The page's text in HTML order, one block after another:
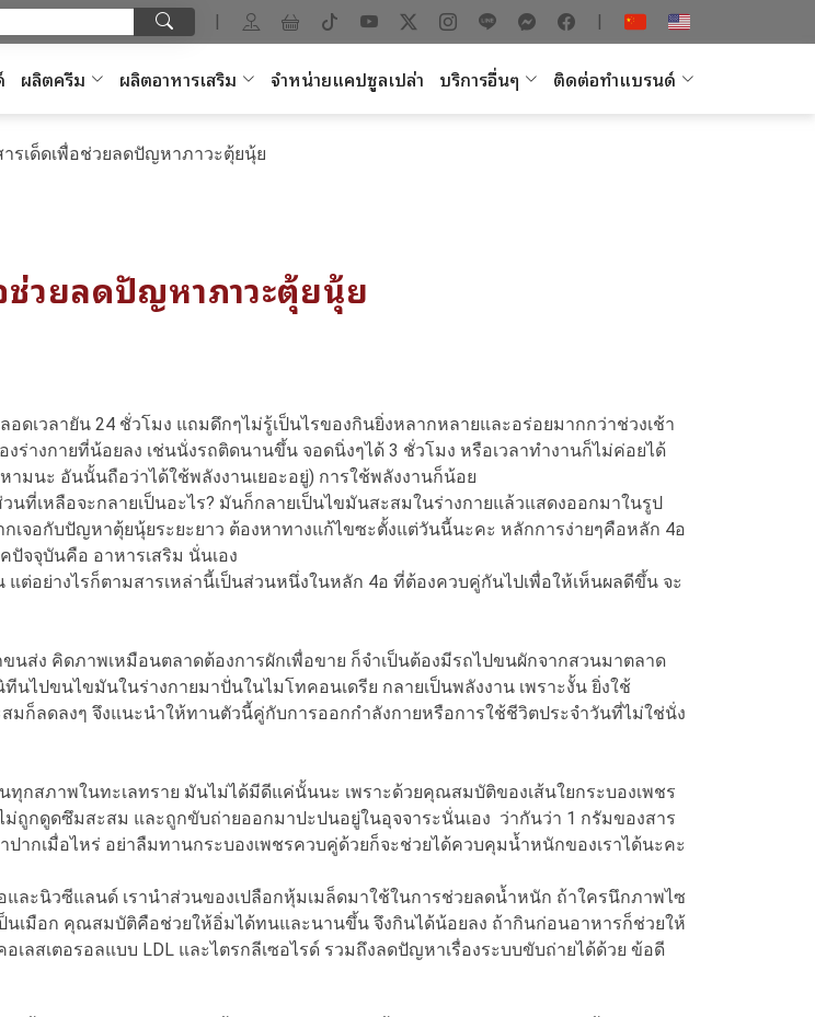
| |
ผลิตครีม ผลิตอาหารเสริม จำหน่ายแคปซูลเปล่า บริการอื่นๆ ติดต่อทำแบรนด์
ารเด็ดเพื่อช่วยลดปัญหาภาวะตุ้ยนุ้ย
ช่วยลดปัญหาภาวะตุ้ยนุ้ย
ลายัน 24 ชั่วโมง แถมดึกๆไม่รู้เป็นไรของกินยิ่งหลากหลายและอร่อยมากกว่าช่วงเช้า
งกายที่น้อยลง เช่นนั่งรถติดนานขึ้น จอดนิ่งๆได้ 3 ชั่วโมง หรือเวลาทำงานก็ไม่ค่อยได้
ามนะ อันนั้นถือว่าได้ใช้พลังงานเยอะอยู่) การใช้พลังงานก็น้อย
หลือจะกลายเป็นอะไร? มันก็กลายเป็นไขมันสะสมในร่างกายแล้วแสดงออกมาในรูป
เจอกับปัญหาตุ้ยนุ้ยระยะยาว ต้องหาทางแก้ไขซะตั้งแต่วันนี้นะคะ หลักการง่ายๆคือหลัก 4อ
จจุบันคือ อาหารเสริม นั่นเอง
ย่างไรก็ตามสารเหล่านี้เป็นส่วนหนึ่งในหลัก 4อ ที่ต้องควบคู่กันไปเพื่อให้เห็นผลดีขึ้น จะ
คิดภาพเหมือนตลาดต้องการผักเพื่อขาย ก็จำเป็นต้องมีรถไปขนผักจากสวนมาตลาด
ไปขนไขมันในร่างกายมาปั่นในไมโทคอนเดรีย กลายเป็นพลังงาน เพราะงั้น ยิ่งใช้
ก็ลดลงๆ จึงแนะนำให้ทานตัวนี้คู่กับการออกกำลังกายหรือการใช้ชีวิตประจำวันที่ไม่ใช่นั่ง
าพในทะเลทราย มันไม่ได้มีดีแค่นั้นนะ เพราะด้วยคุณสมบัติของเส้นใยกระบองเพชร
ม่ถูกดูดซึมสะสม และถูกขับถ่ายออกมาปะปนอยู่ในอุจจาระนั่นเอง ว่ากันว่า 1 กรัมของสาร
ากเมื่อไหร่ อย่าลืมทานกระบองเพชรควบคู่ด้วยก็จะช่วยได้ควบคุมน้ำหนักของเราได้นะคะ
นิวซีแลนด์ เรานำส่วนของเปลือกหุ้มเมล็ดมาใช้ในการช่วยลดน้ำหนัก ถ้าใครนึกภาพไซ
นเมือก คุณสมบัติคือช่วยให้อิ่มได้ทนและนานขึ้น จึงกินได้น้อยลง ถ้ากินก่อนอาหารก็ช่วยให้
ลสเตอรอลแบบ LDL และไตรกลีเซอไรด์ รวมถึงลดปัญหาเรื่องระบบขับถ่ายได้ด้วย ข้อดี